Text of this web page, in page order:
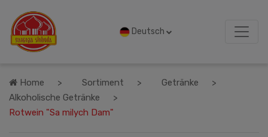
Deutsch
Home Sortiment
Getränke
Alkoholische Getränke
Rotwein "Sa milych Dam"